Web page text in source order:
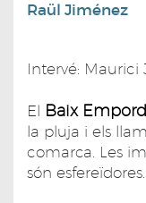
Raül Jiménez
Intervé: Maurici
El Baix
la pluja i els
comarca. Les
són